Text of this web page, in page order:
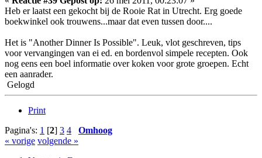
Heb er laatst een gekocht bij de Rooie Rat in Utrecht. Erg goede
boekwinkel ook trouwens...maar dat even tussen door....
Het is "Another Dinner Is Possible". Leuk, vlot geschreven, tips
voor vervangingen van ei ed. en bordenvol simpele recepten. Ook
nog eens een boel informatie over koken voor grote groepen. Echt
een aanrader.
Gelogd
Print
Pagina's: 1 [2] 3 4
Omhoog
« vorige volgende »